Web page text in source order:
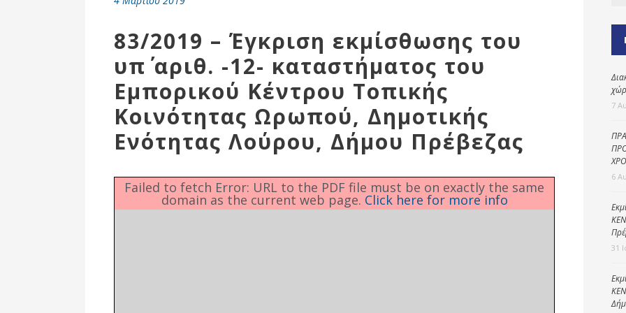
Δημοτικές
Ενότητες
Δημοτική
προστασία
83/2019 – Έγκριση εκμίσθωσης του
υπ΄ αριθ. -12- καταστήματος του
Εμπορικού Κέντρου Τοπικής
Κοινότητας Ωρωπού, Δημοτικής
Ενότητας Λούρου, Δήμου Πρέβεζας
Failed to fetch Error: URL to the PDF file must be on exactly the same
domain as the current web page. Click here for more info
7
6
31